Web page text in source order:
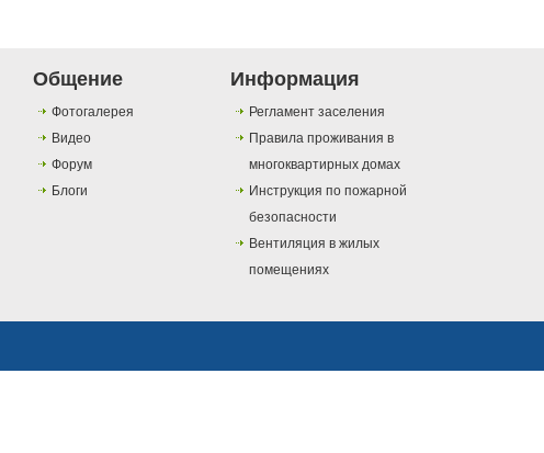
Общение
Фотогалерея
Видео
Форум
Блоги
Информация
Регламент заселения
Правила проживания в
многоквартирных домах
Инструкция по пожарной
безопасности
Вентиляция в жилых
помещениях